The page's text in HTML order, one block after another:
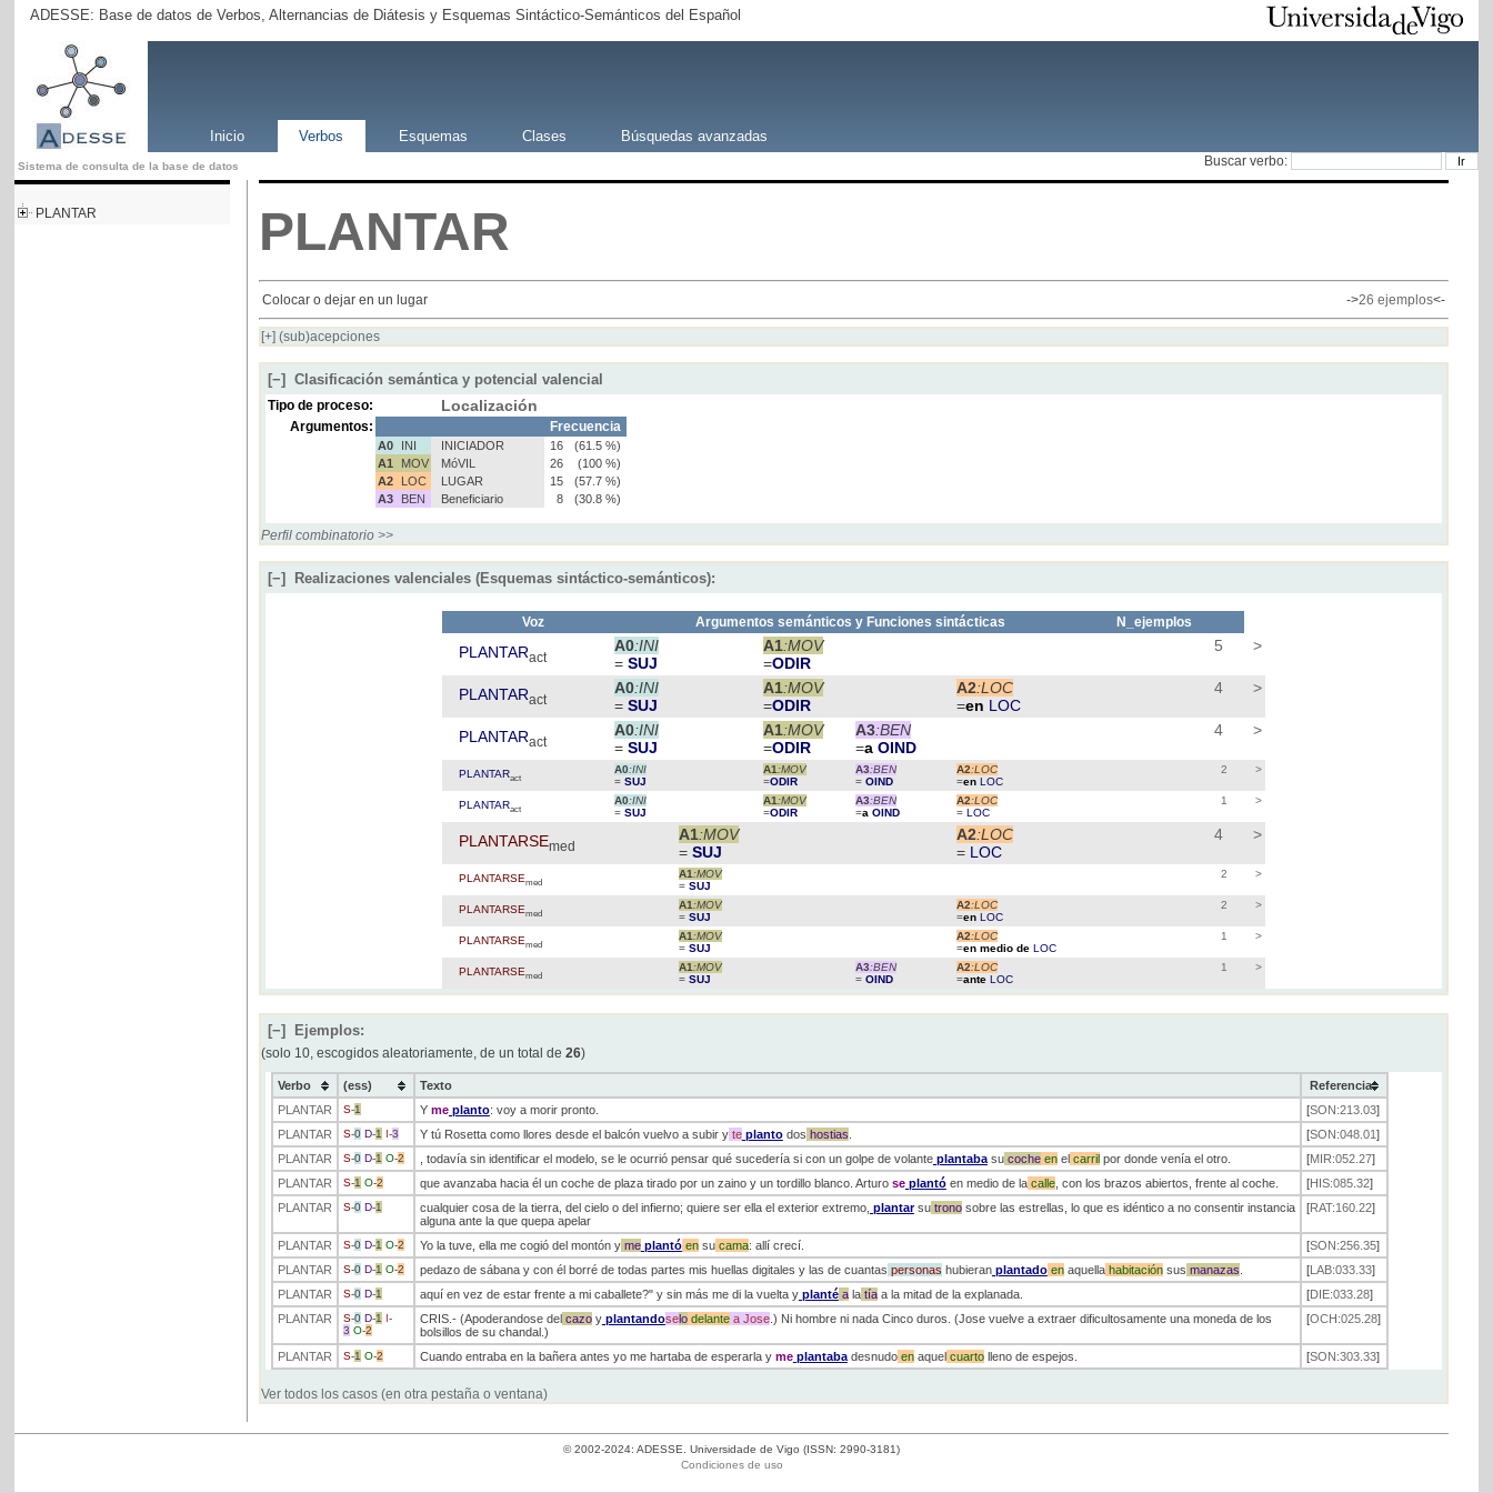
ADESSE: Base de datos de Verbos, Alternancias de Diátesis y Esquemas Sintáctico-Semánticos del Español
Inicio Verbos Esquemas Clases Búsquedas avanzadas
Sistema de consulta de la base de datos Buscar verbo:
PLANTAR PLANTAR
Colocar o dejar en un lugar ->26 ejemplos<-
[+](sub)acepciones
[−] Clasificación semántica y potencial valencial
Tipo de proceso: Localización
Argumentos: Frecuencia
A0 INI INICIADOR 16
(61.5 %)
A1
MOV MóVIL 26
(100 %)
A2
LOC LUGAR 15
(57.7 %)
A3
BEN Beneficiario 8 (30.8 %)
Perfil combinatorio >>
[−] Realizaciones valenciales (Esquemas sintáctico-semánticos):
Voz Argumentos semánticos y Funciones sintácticas N_ejemplos
PLANTARact
A0:INI
= SUJ
A1:MOV
=ODIR
5 >
PLANTARact
A0:INI
= SUJ
A1:MOV
=ODIR
A2:LOC
=en LOC
4 >
PLANTARact
A0:INI
= SUJ
A1:MOV
=ODIR
A3:BEN
=aOIND
4 >
PLANTARact
A0:INI
= SUJ
A1 :MOV
=ODIR
A3:BEN
= OIND
A2:LOC
=enLOC
2 >
PLANTARact
A0:INI
= SUJ
A1 :MOV
=ODIR
A3:BEN
=aOIND
A2:LOC
= LOC
1 >
PLANTARSEmed
A1:MOV
= SUJ
A2:LOC
= LOC
4 >
PLANTARSEmed
A1 :MOV
= SUJ
2 >
PLANTARSEmed
A1 :MOV
= SUJ
A2:LOC
=enLOC
2 >
PLANTARSEmed
A1 :MOV
= SUJ
A2:LOC
=en medio deLOC
1 >
PLANTARSEmed
A1 :MOV
= SUJ
A3:BEN
= OIND
A2:LOC
=anteLOC
1 >
[−] Ejemplos:
(solo 10, escogidos aleatoriamente, de un total de 26)
Verbo (ess) Texto
Referencia
PLANTAR
S-1 Ymeplanto: voy a morir pronto. [SON:213.03]
PLANTAR
S-0 D-1 I-3 Y tú Rosetta como llores desde el balcón vuelvo a subir yteplantodos hostias [SON:048.01]
PLANTAR
S-0 D-1 O-2 , todavía sin identificar el modelo, se le ocurrió pensar qué sucedería si con un golpe de volanteplantabasucocheenelcarrilpor donde venía el otro. [MIR:052.27]
PLANTAR
S-1 O-2 que avanzaba hacia él un coche de plaza tirado por un zaino y un tordillo blanco. Arturoseplantóen medio de lacalle, con los brazos abiertos, frente al coche. [HIS:085.32]
PLANTAR
S-0 D-1 cualquier cosa de la tierra, del cielo o del infierno; quiere ser ella el exterior extremo, plantarsutronosobre las estrellas, lo que es idéntico a no consentir instancia
alguna ante la que quepa apelar
[RAT:160.22]
PLANTAR S-0 D-1 O-2 Yo la tuve, ella me cogió del montón ymeplantóensucama: allí crecí. [SON:256.35]
PLANTAR
S-0 D-1 O-2 pedazo de sábana y con él borré de todas partes mis huellas digitales y las de cuantas personas hubieranplantadoenaquellahabitaciónsus manazas [LAB:033.33]
PLANTAR
S-0 D-1 aquí en vez de estar frente a mi caballete?" y sin más me di la vuelta yplantéalatíaa la mitad de la explanada. [DIE:033.28]
PLANTAR
S-0 D-1 I-
3 O-2
CRIS.- (Apoderandose delcazoyplantandoselodelanteaJose.) Ni hombre ni nada Cinco duros. (Jose vuelve a extraer dificultosamente una moneda de los
bolsillos de su chandal.)
[OCH:025.28]
PLANTAR S-1 O-2 Cuando entraba en la bañera antes yo me hartaba de esperarla ymeplantabadesnudoenaquelcuartolleno de espejos. [SON:303.33]
Ver todos los casos (en otra pestaña o ventana)
© 2002-2024: ADESSE. Universidade de Vigo (ISSN: 2990-3181)
Condiciones de uso